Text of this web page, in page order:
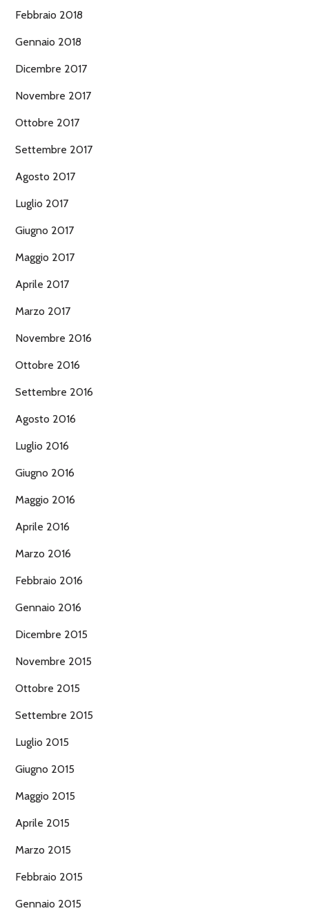
Febbraio 2018
Gennaio 2018
Dicembre 2017
Novembre 2017
Ottobre 2017
Settembre 2017
Agosto 2017
Luglio 2017
Giugno 2017
Maggio 2017
Aprile 2017
Marzo 2017
Novembre 2016
Ottobre 2016
Settembre 2016
Agosto 2016
Luglio 2016
Giugno 2016
Maggio 2016
Aprile 2016
Marzo 2016
Febbraio 2016
Gennaio 2016
Dicembre 2015
Novembre 2015
Ottobre 2015
Settembre 2015
Luglio 2015
Giugno 2015
Maggio 2015
Aprile 2015
Marzo 2015
Febbraio 2015
Gennaio 2015